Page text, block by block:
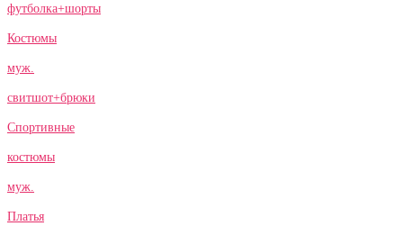
футболка+шорты
Костюмы
муж.
свитшот+брюки
Спортивные
костюмы
муж.
Платья